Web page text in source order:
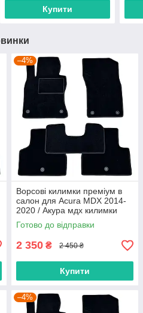
Купити
–4%
Ворсові килимки преміум в
салон для Acura MDX 2014-
2020 / Акура мдх килимки
Готово до відправки
2 350 ₴ 2 450 ₴
Купити
–4%